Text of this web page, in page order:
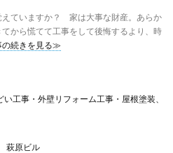
ていますか？ 家は大事な財産。あらか
から慌てて工事をして後悔するより、時
の続きを見る≫
工事・外壁リフォーム工事・屋根塗装、
萩原ビル